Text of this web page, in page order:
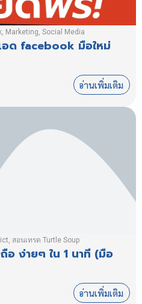
, Marketing, Social Media
ด facebook มือใหม่
อ่านเพิ่มเติม
, สอนเทรด Turtle Soup
ง่ายๆ ใน 1 นาที (มือ
อ่านเพิ่มเติม